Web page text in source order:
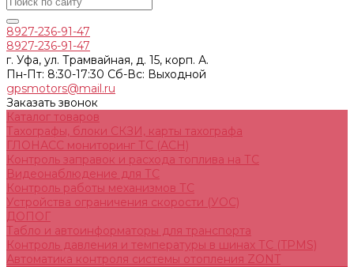
8927-236-91-47
8927-236-91-47
г. Уфа, ул. Трамвайная, д. 15, корп. А.
Пн-Пт: 8:30-17:30 Cб-Вс: Выходной
gpsmotors@mail.ru
Заказать звонок
Каталог товаров
Тахографы, блоки СКЗИ, карты тахографа
ГЛОНАСС мониторинг ТС (АСН)
Контроль заправок и расхода топлива на ТС
Видеонаблюдение для ТС
Контроль работы механизмов ТС
Устройства ограничения скорости (УОС)
ДОПОГ
Табло и автоинформаторы для транспорта
Контроль давления и температуры в шинах ТС (TPMS)
Автоматика контроля системы отопления ZONT